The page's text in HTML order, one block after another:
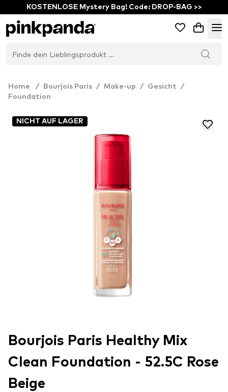
KOSTENLOSE Mystery Bag! Code: DROP-BAG >>
Home / Bourjois Paris / Make-up / Gesicht
/
Foundation
NICHT AUF LAGER
Bourjois Paris Healthy Mix
Clean Foundation - 52.5C Rose
Beige